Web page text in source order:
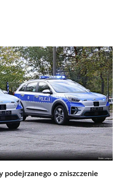
podejrzanego o zniszczenie